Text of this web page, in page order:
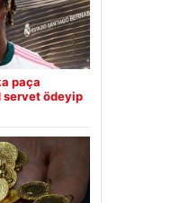
paça
servet ödeyip